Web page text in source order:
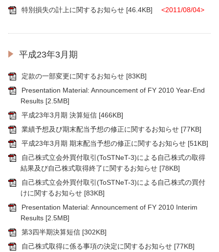
特別損失の計上に関するお知らせ[46.4KB] <2011/08/04>
平成23年3月期
定款の一部変更に関するお知らせ[83KB]
Presentation Material: Announcement of FY 2010 Year-End
Results[2.5MB]
平成23年3月期 決算短信[466KB]
業績予想及び期末配当予想の修正に関するお知らせ[77KB]
平成23年3月期 期末配当予想の修正に関するお知らせ[51KB]
自己株式立会外買付取引(ToSTNeT-3)による自己株式の取得
結果及び自己株式取得終了に関するお知らせ[78KB]
自己株式立会外買付取引(ToSTNeT-3)による自己株式の買付
けに関するお知らせ[83KB]
Presentation Material: Announcement of FY 2010 Interim
Results[2.5MB]
第3四半期決算短信[302KB]
自己株式取得に係る事項の決定に関するお知らせ[77KB]